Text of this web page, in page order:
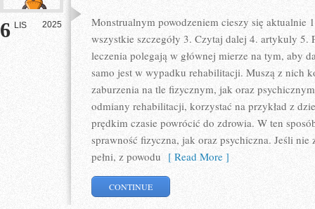
6 LIS 2025
Monstrualnym powodzeniem cieszy się aktualnie
wszystkie szczegóły 3. Czytaj dalej 4. artykuly 5.
leczenia polegają w głównej mierze na tym, aby
samo jest w wypadku rehabilitacji. Muszą z nich
zaburzenia na tle fizycznym, jak oraz
odmiany rehabilitacji, korzystać na przykład z
prędkim czasie powrócić do zdrowia. W ten
sprawność fizyczna, jak oraz psychiczna. Jeśli
pełni, z powodu [ Read More ]
CONTINUE